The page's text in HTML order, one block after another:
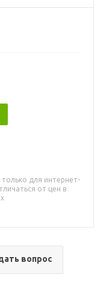
для интернет-
от цен в
вопрос